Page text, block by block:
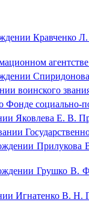
Кравченко Л.
Спиридонова
воинского
социально-
Яковлева Е. В.
Прилукова
Грушко В. Ф.
Игнатенко В. Н.